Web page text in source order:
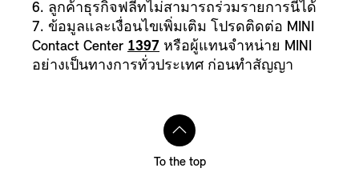
6. ลูกค้าธุรกิจฟลีทไม่สามารถร่วมรายการนี้ได้
7. ข้อมูลและเงื่อนไขเพิ่มเติม โปรดติดต่อ MINI
Contact Center 1397 หรือผู้แทนจำหน่าย MINI
อย่างเป็นทางการทั่วประเทศ ก่อนทำสัญญา
To the top